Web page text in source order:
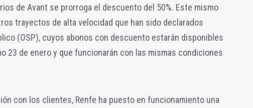
de Avant se prorroga el descuento del 50%. Este mismo
trayectos de alta velocidad que han sido declarados
(OSP), cuyos abonos con descuento estarán disponibles
23 de enero y que funcionarán con las mismas condiciones
con los clientes, Renfe ha puesto en funcionamiento una